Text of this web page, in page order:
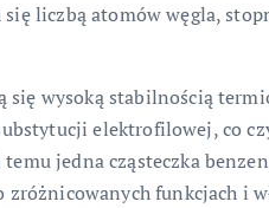
liczbą atomów węgla,
wysoką stabilnością
elektrofilowej, co
temu jedna cząsteczka
funkcjach i